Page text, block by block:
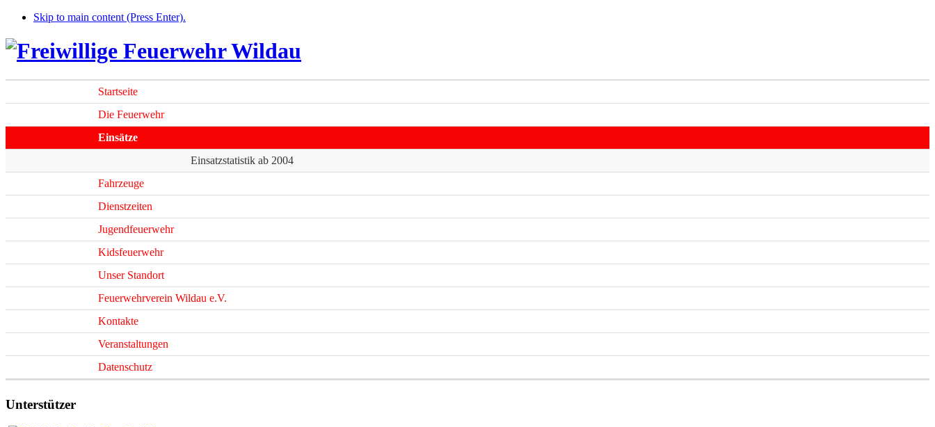
Skip to main content (Press Enter).
Startseite
Die Feuerwehr
Einsätze
Einsatzstatistik ab 2004
Fahrzeuge
Dienstzeiten
Jugendfeuerwehr
Kidsfeuerwehr
Unser Standort
Feuerwehrverein Wildau e.V.
Kontakte
Veranstaltungen
Datenschutz
Unterstützer